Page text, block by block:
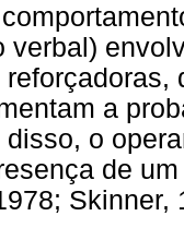
verbal)
a
disso, o
de
Skinner,